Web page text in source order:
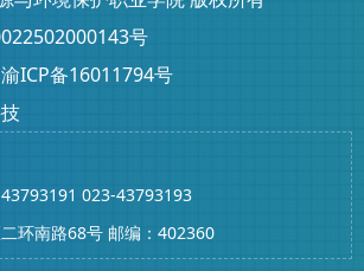
号
渝ICP备16011794号
023-43793193
环南路68号 邮编：402360